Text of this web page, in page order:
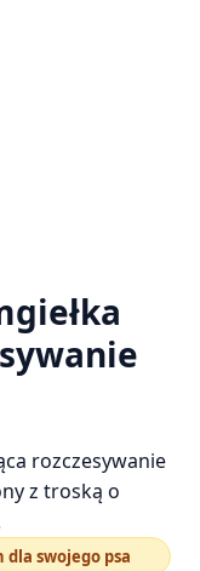
rozczesywanie
z troską o
dla swojego psa